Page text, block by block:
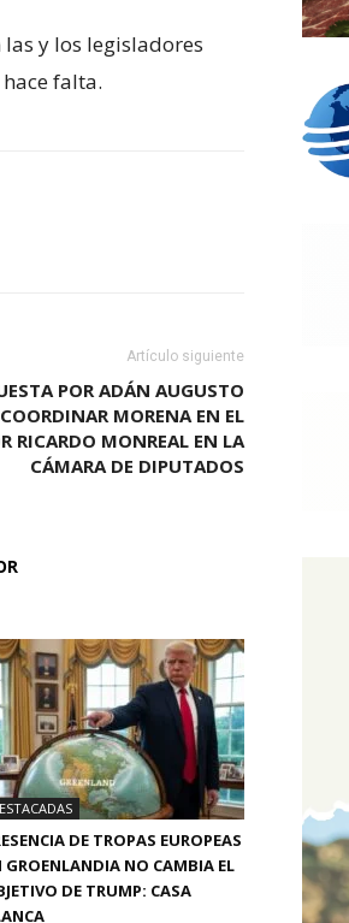
y los legisladores
falta.
Artículo siguiente
POR ADÁN AUGUSTO
MORENA EN EL
RICARDO MONREAL EN LA
CÁMARA DE DIPUTADOS
DE TROPAS EUROPEAS
GROENLANDIA NO CAMBIA EL
DE TRUMP: CASA